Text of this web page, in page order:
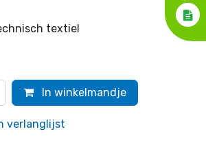
textiel
In winkelmandje
verlanglijst